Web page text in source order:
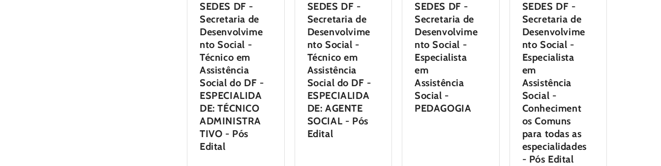
SEDES DF -
Secretaria de
Desenvolvime
nto Social -
Técnico em
Assistência
Social do DF -
ESPECIALIDA
DE: TÉCNICO
ADMINISTRA
TIVO - Pós
Edital
SEDES DF -
Secretaria de
Desenvolvime
nto Social -
Técnico em
Assistência
Social do DF -
ESPECIALIDA
DE: AGENTE
SOCIAL - Pós
Edital
SEDES DF -
Secretaria de
Desenvolvime
nto Social -
Especialista
em
Assistência
Social -
PEDAGOGIA
SEDES DF -
Secretaria de
Desenvolvime
nto Social -
Especialista
em
Assistência
Social -
Conheciment
os Comuns
para todas as
especialidades
- Pós Edital